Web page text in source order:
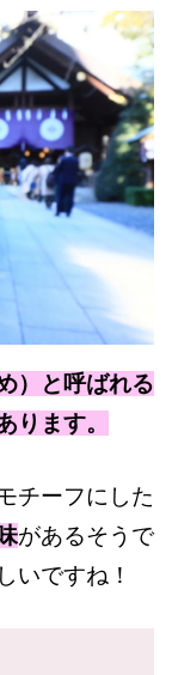
）と呼ばれる
ります。
チーフにした
があるそうで
いですね！